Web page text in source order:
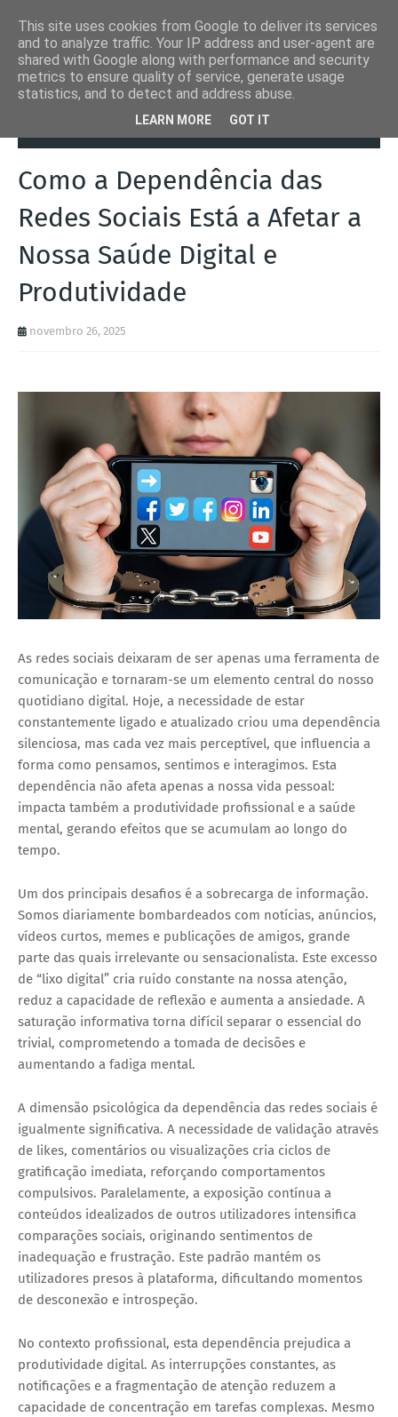
Outras
Como a Dependência das Redes Sociais Está
Como a Dependência das
Redes Sociais Está a Afetar a
Nossa Saúde Digital e
Produtividade
novembro 26, 2025
As redes sociais deixaram de ser apenas uma ferramenta de
comunicação e tornaram-se um elemento central do nosso
quotidiano digital. Hoje, a necessidade de estar
constantemente ligado e atualizado criou uma dependência
silenciosa, mas cada vez mais perceptível, que influencia a
forma como pensamos, sentimos e interagimos. Esta
dependência não afeta apenas a nossa vida pessoal:
impacta também a produtividade profissional e a saúde
mental, gerando efeitos que se acumulam ao longo do
tempo.
Um dos principais desafios é a sobrecarga de informação.
Somos diariamente bombardeados com notícias, anúncios,
vídeos curtos, memes e publicações de amigos, grande
parte das quais irrelevante ou sensacionalista. Este excesso
de “lixo digital” cria ruído constante na nossa atenção,
reduz a capacidade de reflexão e aumenta a ansiedade. A
saturação informativa torna difícil separar o essencial do
trivial, comprometendo a tomada de decisões e
aumentando a fadiga mental.
A dimensão psicológica da dependência das redes sociais é
igualmente significativa. A necessidade de validação através
de likes, comentários ou visualizações cria ciclos de
gratificação imediata, reforçando comportamentos
compulsivos. Paralelamente, a exposição contínua a
conteúdos idealizados de outros utilizadores intensifica
comparações sociais, originando sentimentos de
inadequação e frustração. Este padrão mantém os
utilizadores presos à plataforma, dificultando momentos
de desconexão e introspeção.
No contexto profissional, esta dependência prejudica a
produtividade digital. As interrupções constantes, as
notificações e a fragmentação de atenção reduzem a
capacidade de concentração em tarefas complexas. Mesmo
This site uses cookies from Google to deliver its services
and to analyze traffic. Your IP address and user-agent are
shared with Google along with performance and security
metrics to ensure quality of service, generate usage
statistics, and to detect and address abuse.
LEARN MORE GOT IT